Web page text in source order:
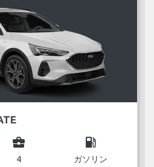
business_center
4
local_gas_station
ガソリン